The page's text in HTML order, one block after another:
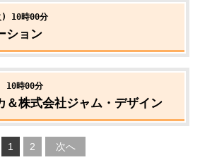
) 10時00分
ション
10時00分
＆株式会社ジャム・デザイン
1 2 次へ